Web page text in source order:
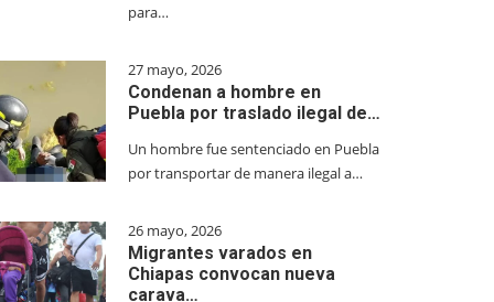
para…
27 mayo, 2026
Condenan a hombre en
Puebla por traslado ilegal de…
Un hombre fue sentenciado en Puebla
por transportar de manera ilegal a…
26 mayo, 2026
Migrantes varados en
Chiapas convocan nueva
carava…